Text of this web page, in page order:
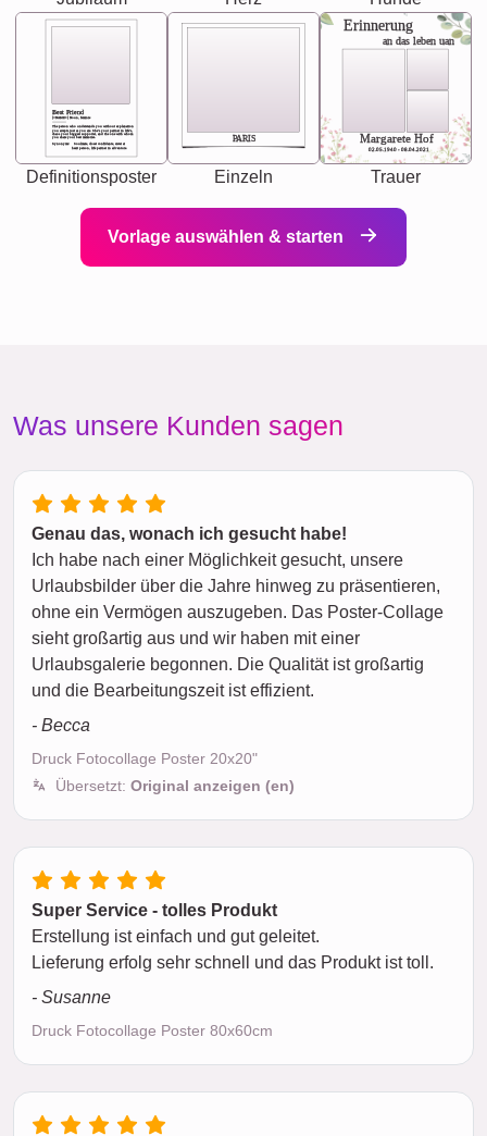
Best Friend
[<NAME>] Noun, feminie
Synonyms: Soulmate, closet confidante, sister at
heart person, life partner in adventure.
The person who understands you without explanation
you accepts just as you are. She's your partner in life's,
chaos your biggest supporter, and the one with whom
you share your best memories.
Definitionsposter
PARIS
Einzeln
Erinnerung
an das leben uan
Margarete Hof
02.05.1940 - 08.04.2021
Trauer
Vorlage auswählen & starten
Was unsere Kunden sagen
Genau das, wonach ich gesucht habe!
Ich habe nach einer Möglichkeit gesucht, unsere
Urlaubsbilder über die Jahre hinweg zu präsentieren,
ohne ein Vermögen auszugeben. Das Poster-Collage
sieht großartig aus und wir haben mit einer
Urlaubsgalerie begonnen. Die Qualität ist großartig
und die Bearbeitungszeit ist effizient.
- Becca
Druck Fotocollage Poster 20x20"
Übersetzt: Original anzeigen (en)
Super Service - tolles Produkt
Erstellung ist einfach und gut geleitet.
Lieferung erfolg sehr schnell und das Produkt ist toll.
- Susanne
Druck Fotocollage Poster 80x60cm